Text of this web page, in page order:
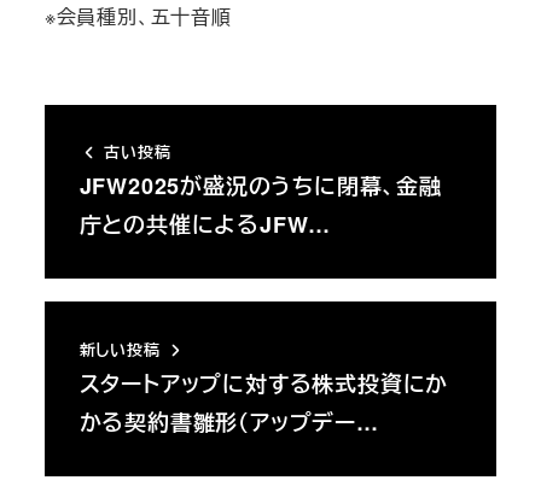
※会員種別、五十音順
古い投稿
JFW2025が盛況のうちに閉幕、金融
庁との共催によるJFW…
新しい投稿
スタートアップに対する株式投資にか
かる契約書雛形（アップデー…